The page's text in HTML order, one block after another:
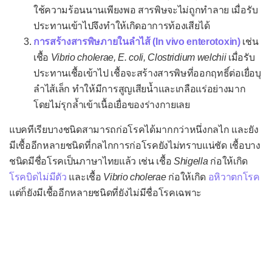
โรคไวรัสตับอักเสบ
โรคส่าไข้
โรคหลอดลมฝอยอักเสบ
โรคหัด
โรคหัดเยอรมัน
หัดเยอรมันแต่กำเนิด
โรคอีสุกอีใส
โรคงูสวัด
โรคเอดส์
ใช้ความร้อนนานเพียงพอ สารพิษจะไม่ถูกทำลาย เมื่อรับ
ประทานเข้าไปจึงทำให้เกิดอาการท้องเสียได้
การสร้างสารพิษภายในลำไส้ (In vivo enterotoxin)เช่น
เชื้อ Vibrio cholerae, E. coli, Clostridium welchiiเมื่อรับ
ประทานเชื้อเข้าไป เชื้อจะสร้างสารพิษที่ออกฤทธิ์ต่อเยื่อบุ
ลำไส้เล็ก ทำให้มีการสูญเสียน้ำและเกลือแร่อย่างมาก
โดยไม่รุกล้ำเข้าเนื้อเยื่อของร่างกายเลย
แบคทีเรียบางชนิดสามารถก่อโรคได้มากกว่าหนึ่งกลไก และยัง
มีเชื้ออีกหลายชนิดที่กลไกการก่อโรคยังไม่ทราบแน่ชัด เชื้อบาง
ชนิดมีชื่อโรคเป็นภาษาไทยแล้ว เช่น เชื้อShigella ก่อให้เกิด
โรคบิดไม่มีตัว และเชื้อ Vibrio choleraeก่อให้เกิด อหิวาตกโรค
แต่ก็ยังมีเชื้ออีกหลายชนิดที่ยังไม่มีชื่อโรคเฉพาะ